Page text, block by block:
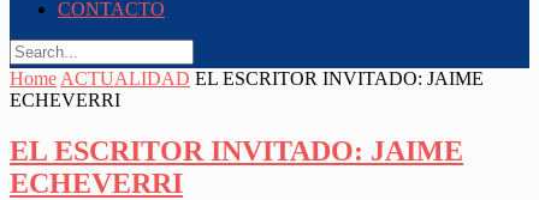
CONTACTO
Home ACTUALIDAD EL ESCRITOR INVITADO: JAIME
ECHEVERRI
EL ESCRITOR INVITADO: JAIME
ECHEVERRI